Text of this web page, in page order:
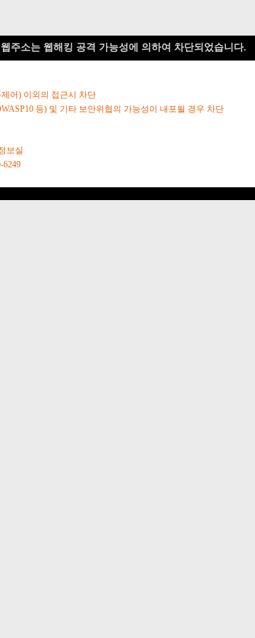
주소는 웹해킹 공격 가능성에 의하여 차단되었습니다.
어) 이외의 접근시 차단
등) 및 기타 보안위협의 가능성이 내포될 경우 차단
보실
6249